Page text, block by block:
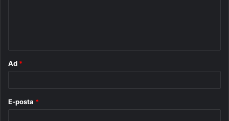
Ad *
E-posta *